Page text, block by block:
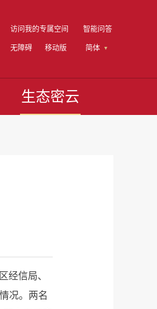
访问我的专属空间 智能问答
无障碍 移动版 简体
生态密云
经信局、
况。两名